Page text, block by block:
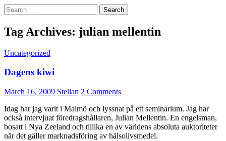
Search
for:
Tag Archives: julian mellentin
Uncategorized
Dagens kiwi
March 16, 2009 Stellan 2 Comments
Idag har jag varit i Malmö och lyssnat på ett seminarium. Jag har
också intervjuat föredragshållaren, Julian Mellentin. En engelsman,
bosatt i Nya Zeeland och tillika en av världens absoluta auktoriteter
när det gäller marknadsföring av hälsolivsmedel.